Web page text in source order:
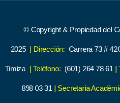
© Copyright & Propiedad del
2025 | Dirección: Carrera 73 #
Timiza | Teléfono: (601) 264 78 61 |
898 03 31 | Secretaria